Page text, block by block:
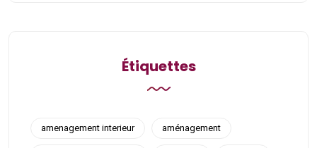
Étiquettes
amenagement interieur aménagement